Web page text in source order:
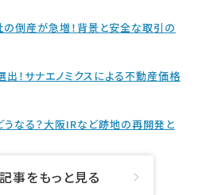
の倒産が急増！背景と安全な取引の
！サナエノミクスによる不動産価格
なる？大阪IRなど跡地の再開発と
事をもっと見る